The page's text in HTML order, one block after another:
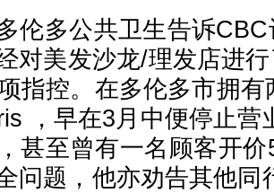
伦多公共卫生告诉
对美发沙龙/理发店进
指控。在多伦多市拥有
，早在3月中便停止营
甚至曾有一名顾客开
问题，他亦劝告其他同